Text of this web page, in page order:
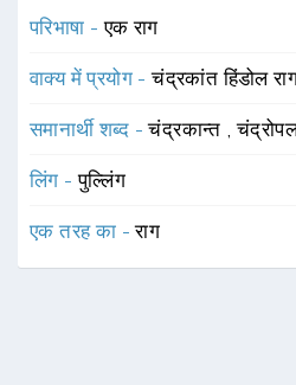
परिभाषा -एक राग
वाक्य में प्रयोग -चंद्रकांत हिंडोल
समानार्थी शब्द -चंद्रकान्त ,
लिंग -पुल्लिंग
एक तरह का -राग